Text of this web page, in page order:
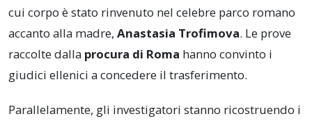
cui corpo è stato rinvenuto nel celebre parco romano
accanto alla madre, Anastasia Trofimova. Le prove
raccolte dalla procura di Roma hanno convinto i
giudici ellenici a concedere il trasferimento.
Parallelamente, gli investigatori stanno ricostruendo i